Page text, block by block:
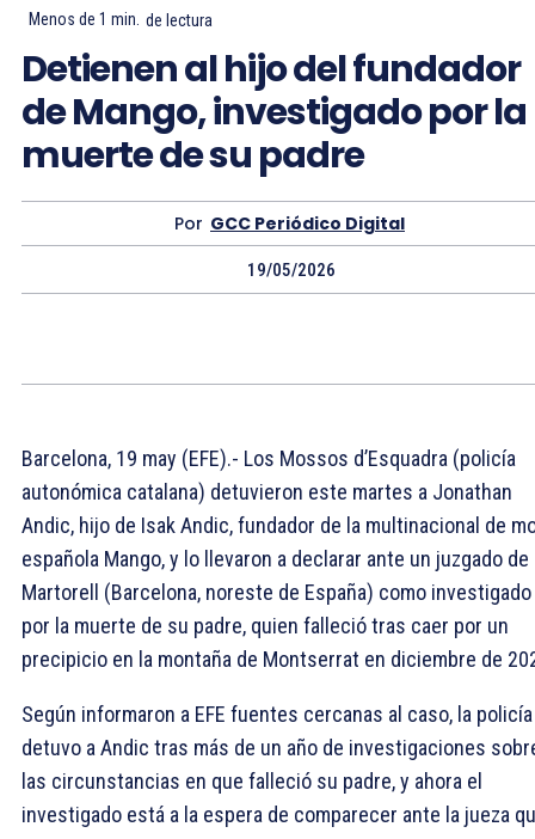
Menos de 1 min. de lectura
Detienen al hijo del fundador
de Mango, investigado por la
muerte de su padre
Por GCC Periódico Digital
19/05/2026
Barcelona, 19 may (EFE).- Los Mossos d’Esquadra (policía
autonómica catalana) detuvieron este martes a Jonathan
Andic, hijo de Isak Andic, fundador de la multinacional de
española Mango, y lo llevaron a declarar ante un juzgado de
Martorell (Barcelona, noreste de España) como investigado
por la muerte de su padre, quien falleció tras caer por un
precipicio en la montaña de Montserrat en diciembre de
Según informaron a EFE fuentes cercanas al caso, la policía
detuvo a Andic tras más de un año de investigaciones
las circunstancias en que falleció su padre, y ahora el
investigado está a la espera de comparecer ante la jueza